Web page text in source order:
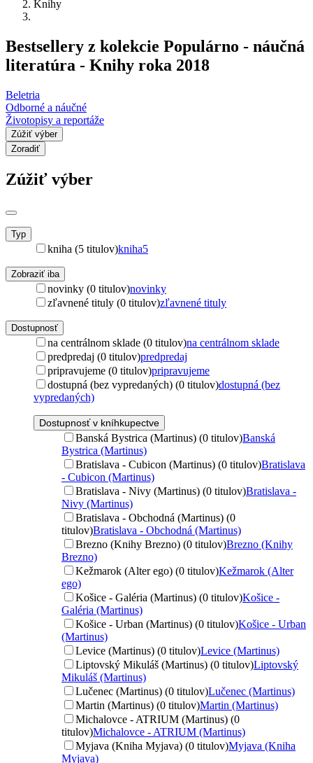
Knihy
Bestsellery z kolekcie Populárno - náučná
literatúra - Knihy roka 2018
Beletria
Odborné a náučné
Životopisy a reportáže
Zúžiť výber
Zoradiť
Zúžiť výber
Typ
kniha (5 titulov)kniha5
Zobraziť iba
novinky (0 titulov)novinky
zľavnené tituly (0 titulov)zľavnené tituly
Dostupnosť
na centrálnom sklade (0 titulov)na centrálnom sklade
predpredaj (0 titulov)predpredaj
pripravujeme (0 titulov)pripravujeme
dostupná (bez vypredaných) (0 titulov)dostupná (bez
vypredaných)
Dostupnosť v kníhkupectve
Banská Bystrica (Martinus) (0 titulov)Banská
Bystrica (Martinus)
Bratislava - Cubicon (Martinus) (0 titulov)Bratislava
- Cubicon (Martinus)
Bratislava - Nivy (Martinus) (0 titulov)Bratislava -
Nivy (Martinus)
Bratislava - Obchodná (Martinus) (0
titulov)Bratislava - Obchodná (Martinus)
Brezno (Knihy Brezno) (0 titulov)Brezno (Knihy
Brezno)
Kežmarok (Alter ego) (0 titulov)Kežmarok (Alter
ego)
Košice - Galéria (Martinus) (0 titulov)Košice -
Galéria (Martinus)
Košice - Urban (Martinus) (0 titulov)Košice - Urban
(Martinus)
Levice (Martinus) (0 titulov)Levice (Martinus)
Liptovský Mikuláš (Martinus) (0 titulov)Liptovský
Mikuláš (Martinus)
Lučenec (Martinus) (0 titulov)Lučenec (Martinus)
Martin (Martinus) (0 titulov)Martin (Martinus)
Michalovce - ATRIUM (Martinus) (0
titulov)Michalovce - ATRIUM (Martinus)
Myjava (Kniha Myjava) (0 titulov)Myjava (Kniha
Myjava)